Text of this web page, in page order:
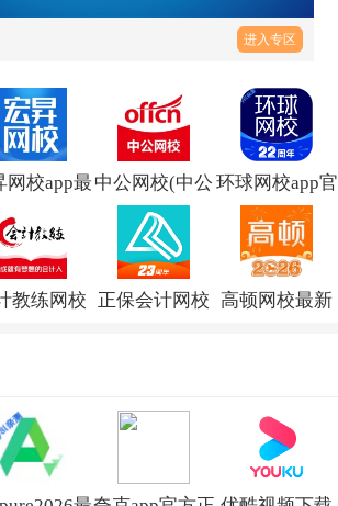
进入专区
网校app最
新版本
中公网校(中公
网校职业培训)
官方版v6.5.37
环球网校app官
方版下载
v7.12.2
教练网校 正保会计网校 高顿网校最新